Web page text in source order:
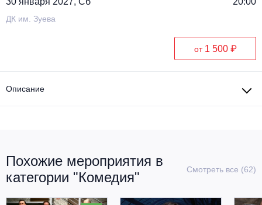
ДК им. Зуева
от 1 500 ₽
Описание
Похожие мероприятия в
категории "Комедия"
Смотреть все (62)